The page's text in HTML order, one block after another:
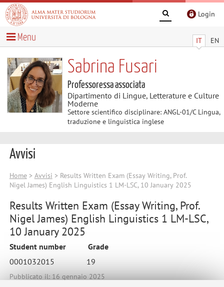
Login
IT EN
Menu
Sabrina Fusari
Professoressa associata
Dipartimento di Lingue, Letterature e Culture
Moderne
Settore scientifico disciplinare: ANGL-01/C Lingua,
traduzione e linguistica inglese
Avvisi
Home> Avvisi > Results Written Exam (Essay Writing, Prof.
Nigel James) English Linguistics 1 LM-LSC, 10 January 2025
Results Written Exam (Essay Writing, Prof.
Nigel James) English Linguistics 1 LM-LSC,
10 January 2025
Student number Grade
0001032015 19
Pubblicato il: 16 gennaio 2025